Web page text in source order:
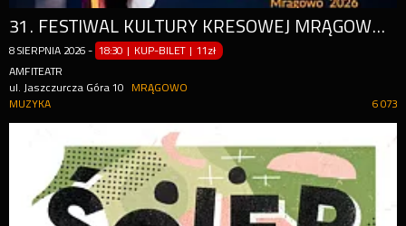
31. FESTIWAL KULTURY KRESOWEJ MRĄGOWO 2026
8 SIERPNIA 2026 - 18:30 | KUP-BILET |11zł
AMFITEATR
ul. Jaszczurcza Góra 10
MRĄGOWO
6 073
MUZYKA